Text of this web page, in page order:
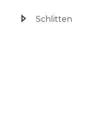
Schlitten